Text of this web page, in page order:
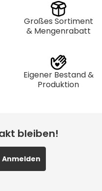
Großes Sortiment
& Mengenrabatt
Eigener Bestand &
Produktion
bleiben!
Anmelden